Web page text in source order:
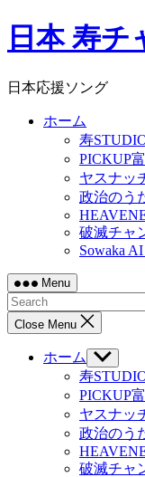
Skip
to日本 寿チ
日本応援ソング
ホーム
寿
PICKUP
ヤスナッ
政治のう
破滅チャ
Sowaka
Menu
Close Menu
ホーム
Show
sub
menu
寿
PICKUP
ヤスナッ
政治のう
破滅チャ